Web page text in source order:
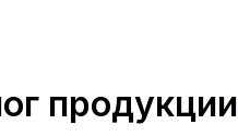
продукции